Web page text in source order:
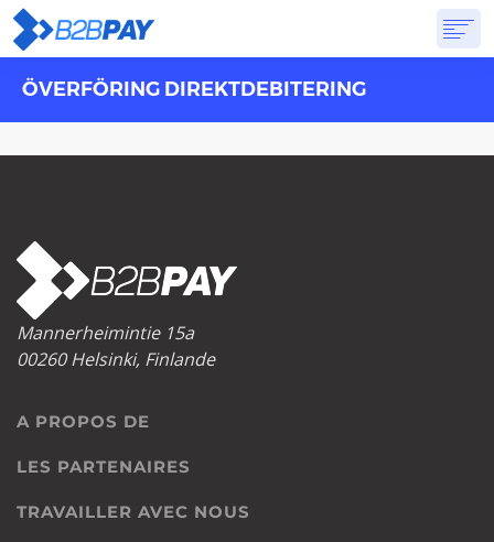
A PROPOS DESOLUTIONS BANQUE VIRTUELLETARIFSRÉPONSES
ÖVERFÖRING DIREKTDEBITERING
Mannerheimintie 15a
00260 Helsinki, Finlande
A PROPOS DE
LES PARTENAIRES
TRAVAILLER AVEC NOUS